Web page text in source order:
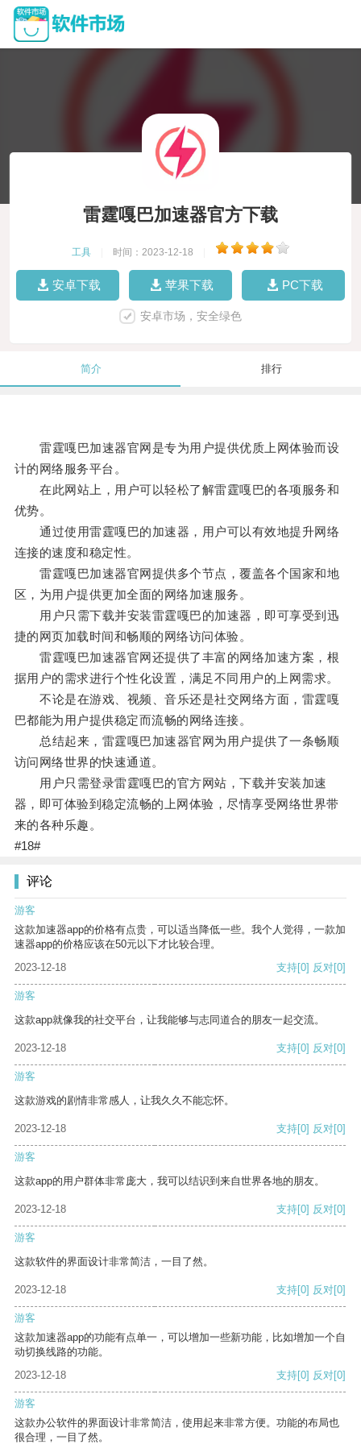
雷霆嘎巴加速器官方下载
工具 时间：2023-12-18
安卓下载 苹果下载 PC下载
安卓市场，安全绿色
简介 排行
雷霆嘎巴加速器官网是专为用户提供优质上网体验而设
计的网络服务平台。
在此网站上，用户可以轻松了解雷霆嘎巴的各项服务和
优势。
通过使用雷霆嘎巴的加速器，用户可以有效地提升网络
连接的速度和稳定性。
雷霆嘎巴加速器官网提供多个节点，覆盖各个国家和地
区，为用户提供更加全面的网络加速服务。
用户只需下载并安装雷霆嘎巴的加速器，即可享受到迅
捷的网页加载时间和畅顺的网络访问体验。
雷霆嘎巴加速器官网还提供了丰富的网络加速方案，根
据用户的需求进行个性化设置，满足不同用户的上网需求。
不论是在游戏、视频、音乐还是社交网络方面，雷霆嘎
巴都能为用户提供稳定而流畅的网络连接。
总结起来，雷霆嘎巴加速器官网为用户提供了一条畅顺
访问网络世界的快速通道。
用户只需登录雷霆嘎巴的官方网站，下载并安装加速
器，即可体验到稳定流畅的上网体验，尽情享受网络世界带
来的各种乐趣。
#18#
评论
游客
这款加速器app的价格有点贵，可以适当降低一些。我个人觉得，一款加
速器app的价格应该在50元以下才比较合理。
2023-12-18
支持[0] 反对[0]
游客
这款app就像我的社交平台，让我能够与志同道合的朋友一起交流。
2023-12-18 支持[0] 反对[0]
游客
这款游戏的剧情非常感人，让我久久不能忘怀。
2023-12-18 支持[0] 反对[0]
游客
这款app的用户群体非常庞大，我可以结识到来自世界各地的朋友。
2023-12-18 支持[0] 反对[0]
游客
这款软件的界面设计非常简洁，一目了然。
2023-12-18 支持[0] 反对[0]
游客
这款加速器app的功能有点单一，可以增加一些新功能，比如增加一个自
动切换线路的功能。
2023-12-18
支持[0] 反对[0]
游客
这款办公软件的界面设计非常简洁，使用起来非常方便。功能的布局也
很合理，一目了然。